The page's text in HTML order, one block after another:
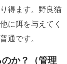
得ます。野良猫
に餌を与えてく
通です。
か？（管理